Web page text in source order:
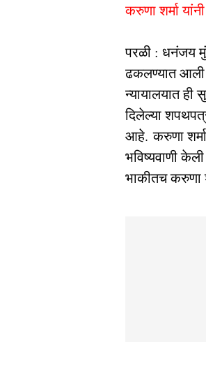
करुणा शर्मा
परळी : धनंजय
ढकलण्यात आली
न्यायालयात ही
दिलेल्या
आहे. करुणा
भविष्यवाणी
भाकीतच करुणा